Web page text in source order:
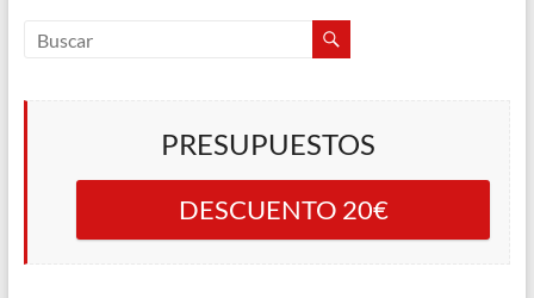
PRESUPUESTOS
DESCUENTO 20€